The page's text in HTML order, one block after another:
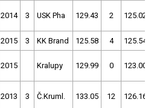
2014 3 USK Pha 129.43 2 125.02
2015 3 KK Brand 125.58 4 125.54
2015 Kralupy 129.99 0 123.00
2013 3 Č.Kruml. 133.05 12 126.16